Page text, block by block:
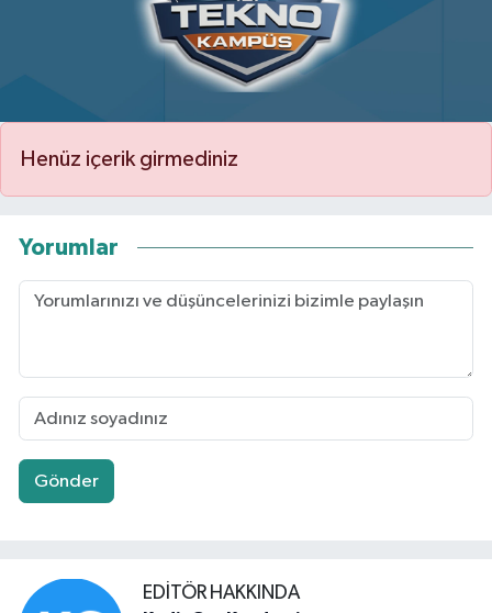
Henüz içerik girmediniz
Yorumlar
Gönder
EDITÖR HAKKINDA